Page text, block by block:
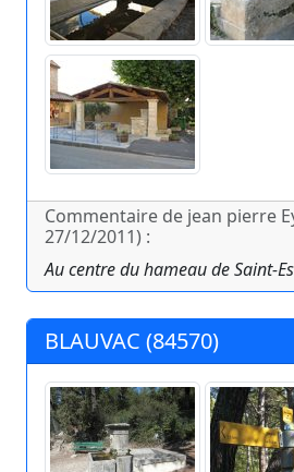
Commentaire de jean pierre
27/12/2011) :
Au centre du hameau de Saint-
BLAUVAC (84570)